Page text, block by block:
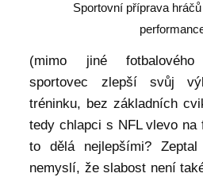
Sportovní příprava
(mimo jiné
sportovec zlepší svůj
tréninku, bez základních
tedy chlapci s NFL vlevo na
to dělá nejlepšími?
nemyslí, že slabost není